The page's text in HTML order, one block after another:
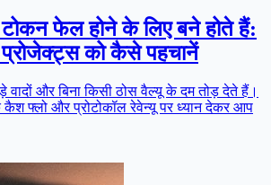
टोकन फेल होने के लिए बने होते हैं:
को कैसे पहचानें
वादों और बिना किसी ठोस वैल्यू के दम तोड़ देते हैं।
फ्लो और प्रोटोकॉल रेवेन्यू पर ध्यान देकर आप